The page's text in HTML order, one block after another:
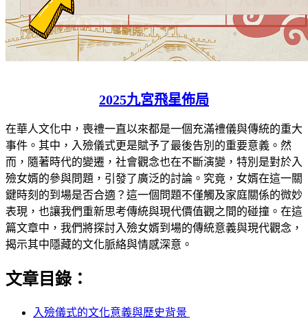
2025九宮飛星佈局
在華人文化中，喪禮一直以來都是一個充滿禮儀與傳統的重大
事件。其中，入殮儀式更是賦予了最後告別的重要意義。然
而，隨著時代的變遷，社會觀念也在不斷演變，特別是對於入
殮女婿的參與問題，引發了廣泛的討論。究竟，女婿在這一關
鍵時刻的到場是否合適？這一個問題不僅觸及家庭關係的微妙
表現，也讓我們重新思考傳統與現代價值觀之間的碰撞。在這
篇文章中，我們將探討入殮女婿到場的傳統意義與現代觀念，
揭示其中隱藏的文化脈絡與情感深意。
文章目錄：
入殮儀式的文化意義與歷史背景 ‌